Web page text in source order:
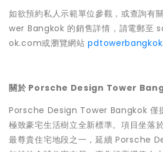
如欲預約私人示範單位參觀，或查詢
wer Bangkok 的銷售詳情，請電郵
ok.com或瀏覽網站
關於 Porsche Design Tower
Porsche Design Tower Bangkok 僅
極致豪宅生活樹立全新標準。項目坐落
最尊貴住宅地段之一，延續 Porsche